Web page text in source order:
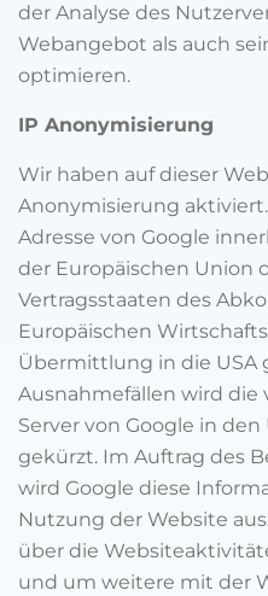
der Analyse des
Webangebot als auch
optimieren.
IP Anonymisierung
Wir haben auf dieser
Anonymisierung
Adresse von Google
der Europäischen Union
Vertragsstaaten des
Europäischen
Übermittlung in die USA
Ausnahmefällen wird die
Server von Google in
gekürzt. Im Auftrag des
wird Google diese
Nutzung der Website
über die
und um weitere mit der